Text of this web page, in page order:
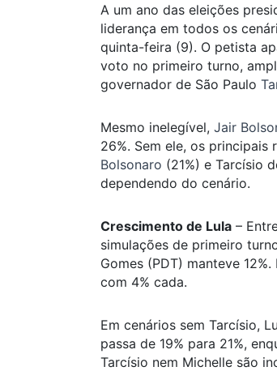
A um ano das eleições
liderança em todos os
quinta-feira (9). O petista
voto no primeiro turno,
governador de São Paulo
Mesmo inelegível, Jair
26%. Sem ele, os
Bolsonaro (21%) e Tarcísio
dependendo do cenário.
Crescimento de Lula –
simulações de primeiro
Gomes (PDT) manteve
com 4% cada.
Em cenários sem Tarcísio,
passa de 19% para 21%,
Tarcísio nem Michelle são